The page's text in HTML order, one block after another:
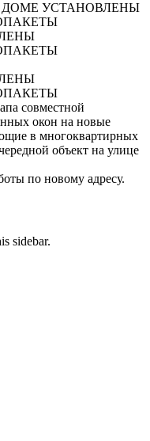
УСТАНОВЛЕНЫ
совместной
окон на новые
в многоквартирных
объект на улице
по новому адресу.
sidebar.